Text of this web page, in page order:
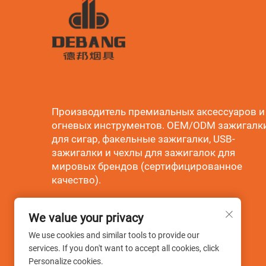
Производитель премиальных аксессуаров и
огневых инструментов. OEM/ODM
для сигар, факельные зажигалки, USB-
зажигалки и чехлы для зажигалок для
мировых брендов (сертифицированное
качество).
We value your privacy
We use cookies and similar tools to provide our
services. If you don't want to accept all cookies, click
Personalize cookies.